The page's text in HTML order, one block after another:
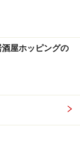
屋ホッピングの